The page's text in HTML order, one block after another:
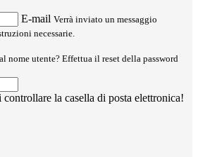
E-mail Verrà inviato un messaggio
necessarie.
nome utente? Effettua il reset della password
la casella di posta elettronica!